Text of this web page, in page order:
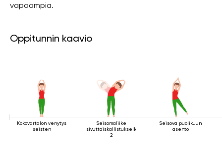
vapaampia.
Oppitunnin kaavio
Kokovartalon venytys
seisten
Seisomaliike
sivuttaiskallistuksella
2
Seisova puolikuun
asento